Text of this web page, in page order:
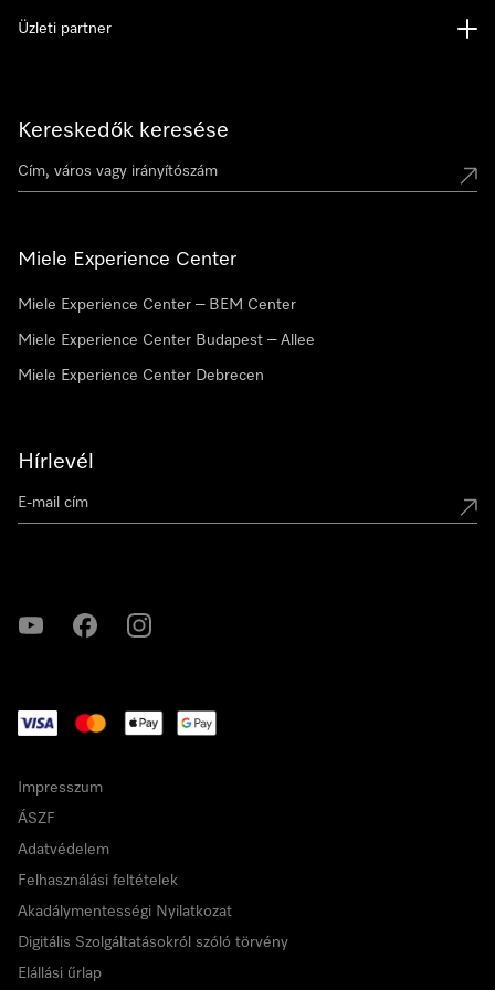
Kereskedők keresése
Miele Experience Center
Miele Experience Center – BEM Center
Miele Experience Center Budapest – Allee
Miele Experience Center Debrecen
Hírlevél
Üzleti partner
Impresszum
ÁSZF
Adatvédelem
Felhasználási feltételek
Akadálymentességi Nyilatkozat
Digitális Szolgáltatásokról szóló törvény
Elállási űrlap